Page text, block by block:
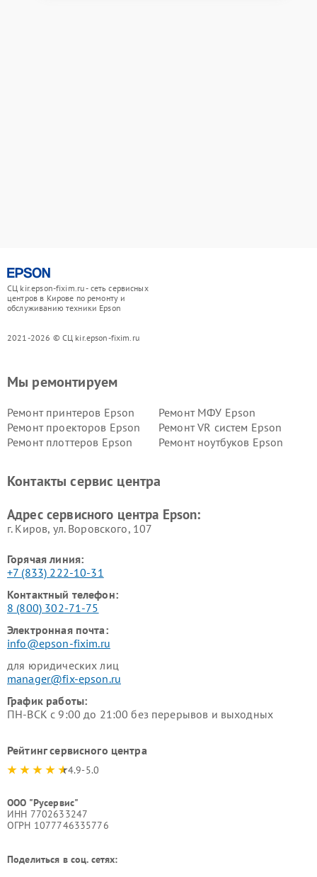
СЦ kir.epson-fixim.ru - сеть сервисных
центров в Кирове по ремонту и
обслуживанию техники Epson
2021-2026 © СЦ kir.epson-fixim.ru
Мы ремонтируем
Ремонт принтеров Epson
Ремонт МФУ Epson
Ремонт проекторов Epson
Ремонт VR систем Epson
Ремонт плоттеров Epson
Ремонт ноутбуков Epson
Контакты сервис центра
Адрес сервисного центра Epson:
г. Киров, ул. Воровского, 107
Горячая линия:
+7 (833) 222-10-31
Контактный телефон:
8 (800) 302-71-75
Электронная почта:
info@epson-fixim.ru
для юридических лиц
manager@fix-epson.ru
График работы:
ПН-ВСК с 9:00 до 21:00 без перерывов и выходных
Рейтинг сервисного центра
4.9-5.0
ООО "Русервис"
ИНН 7702633247
ОГРН 1077746335776
Поделиться в соц. сетях: